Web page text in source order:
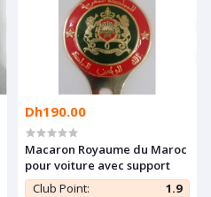
Dh190.00
Macaron Royaume du Maroc
pour voiture avec support
Club Point:
1.9